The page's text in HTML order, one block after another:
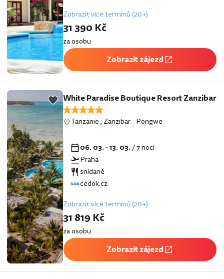
Zobrazit více termínů (20+)
31 390 Kč
za osobu
Zobrazit zájezd
White Paradise Boutique Resort Zanzibar
Tanzanie, Zanzibar-Pongwe
06. 03. - 13. 03./ 7 nocí
Praha
snídaně
cedok.cz
Zobrazit více termínů (20+)
31 819 Kč
za osobu
Zobrazit zájezd